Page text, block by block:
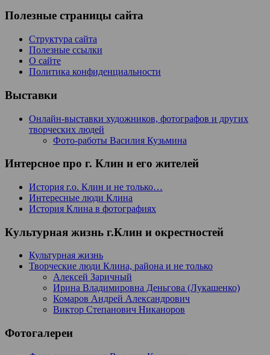
Полезные страницы сайта
Структура сайта
Полезные ссылки
О сайте
Политика конфиденциальности
Выставки
Онлайн-выставки художников, фотографов и других
творческих людей
Фото-работы Василия Кузьмина
Интерсное про г. Клин и его жителей
История г.о. Клин и не только…
Интересные люди Клина
История Клина в фотографиях
Культурная жизнь г.Клин и окрестностей
Культурная жизнь
Творческие люди Клина, района и не только
Алексей Заричный
Ирина Владимировна Деньгова (Лукашенко)
Комаров Андрей Александрович
Виктор Степанович Никаноров
Фотогалереи